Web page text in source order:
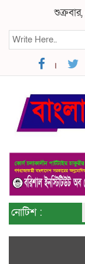
নোটিশ :